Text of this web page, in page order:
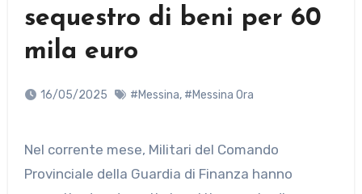
sequestro di beni per 60
mila euro
16/05/2025 #Messina, #Messina Ora
Nel corrente mese, Militari del Comando
Provinciale della Guardia di Finanza hanno